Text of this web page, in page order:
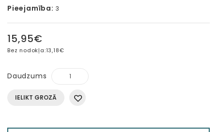
Pieejamība: 3
15,95€
Bez nodokļa:13,18€
Daudzums
IELIKT GROZĀ